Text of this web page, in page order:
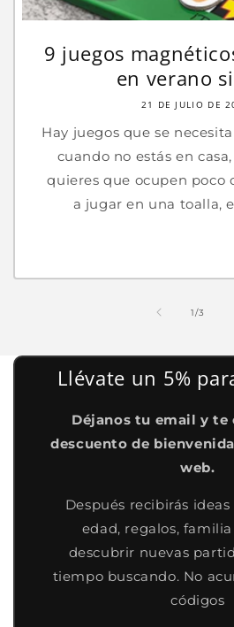
9 juegos
en verano
21 DE JULIO DE
Hay juegos que se
cuando no estás en
quieres que ocupen poco
a jugar en una toalla,
1/de
3
Llévate un 5%
Déjanos tu email y te
descuento de
web.
Después recibirás
edad, regalos,
descubrir nuevas
tiempo buscando. No
códigos